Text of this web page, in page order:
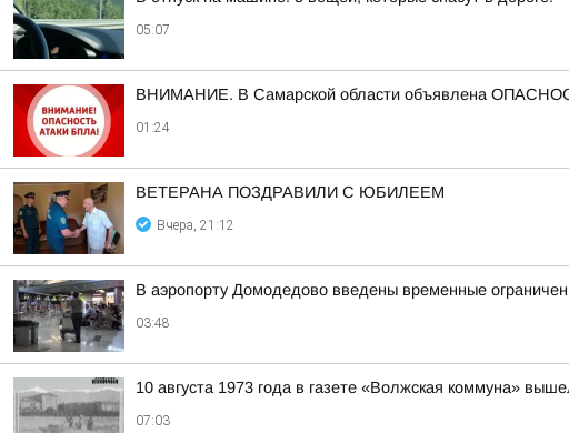
05:07
ВНИМАНИЕ. В Самарской области объявлена
01:24
ВЕТЕРАНА ПОЗДРАВИЛИ С ЮБИЛЕЕМ
Вчера, 21:12
В аэропорту Домодедово введены временные
03:48
10 августа 1973 года в газете «Волжская коммуна»
07:03